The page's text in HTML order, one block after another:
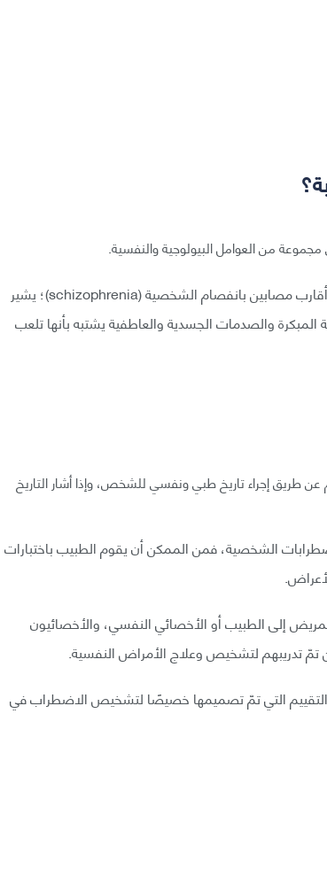
من العوامل البيولوجية والنفسية.
وحقيقة أن هذا الاضطراب شائع أكثر لدى الناس الذين لديهم أقارب مصابين بانفصام الشخصية (schizophrenia)؛ يشير
والصدمات الجسدية والعاطفية يشتبه بأنها تلعب
طريق إجراء تاريخ طبي ونفسي للشخص، وإذا أشار التاريخ
الشخصية، فمن الممكن أن يقوم الطبيب باختبارات
إلى الطبيب أو الأخصائي النفسي، والأخصائيون
تدريبهم لتشخيص وعلاج الأمراض النفسية.
التقييم التي تمّ تصميمها خصيصًا لتشخيص الاضطراب في